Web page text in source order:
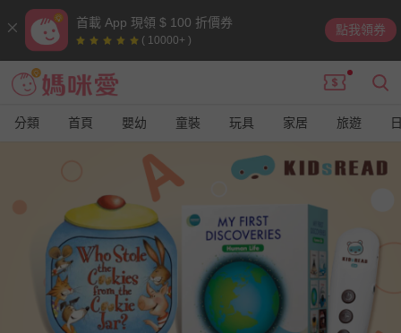
首載 App 現領 $ 100 折價券
( 10000+ )
點我領券
分類 首頁 嬰幼 童裝 玩具 家居 旅遊